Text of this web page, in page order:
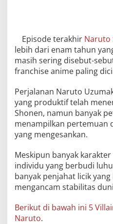
Episode terakhir Naruto
lebih dari enam tahun
masih sering disebut-
franchise anime paling
Perjalanan Naruto
yang produktif telah
Shonen, namun banyak
menampilkan pertemuan
yang mengesankan.
Meskipun banyak
individu yang berbudi
banyak penjahat licik
mengancam stabilitas
Berikut di bawah ini 5
Naruto.